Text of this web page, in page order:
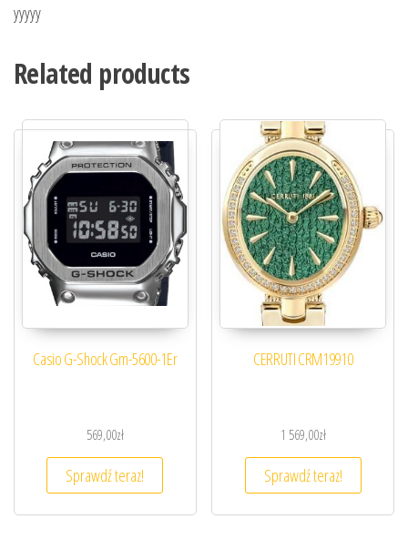
yyyyy
Related products
Casio G-Shock Gm-5600-1Er
569,00zł
Sprawdź teraz!
CERRUTI CRM19910
1 569,00zł
Sprawdź teraz!